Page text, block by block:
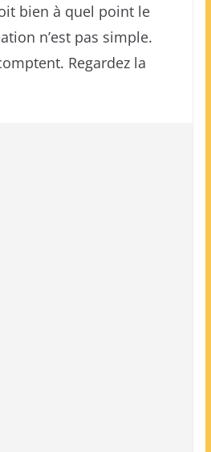
bien à quel point le
n’est pas simple.
Regardez la